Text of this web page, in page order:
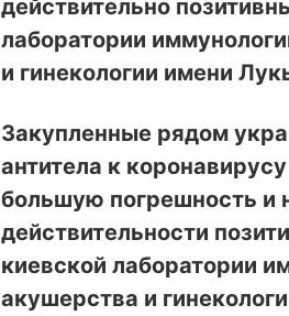
действительно
лаборатории
и гинекологии имени
Закупленные рядом
антитела к
большую погрешность и
действительности
киевской лаборатории
акушерства и